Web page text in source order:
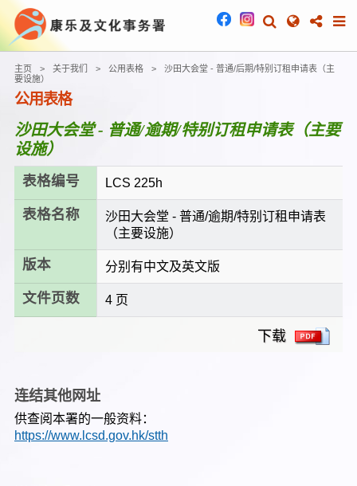
主页 关于我们 公用表格
沙田大会堂 - 普通/后期/特别订租申请表（主
要设施）
公用表格
沙田大会堂 - 普通/逾期/特别订租申请表（主要
设施）
表格编号 LCS 225h
表格名称
沙田大会堂 - 普通/逾期/特别订租申请表
（主要设施）
版本 分别有中文及英文版
文件页数 4 页
下载
连结其他网址
供查阅本署的一般资料：
https://www.lcsd.gov.hk/stth